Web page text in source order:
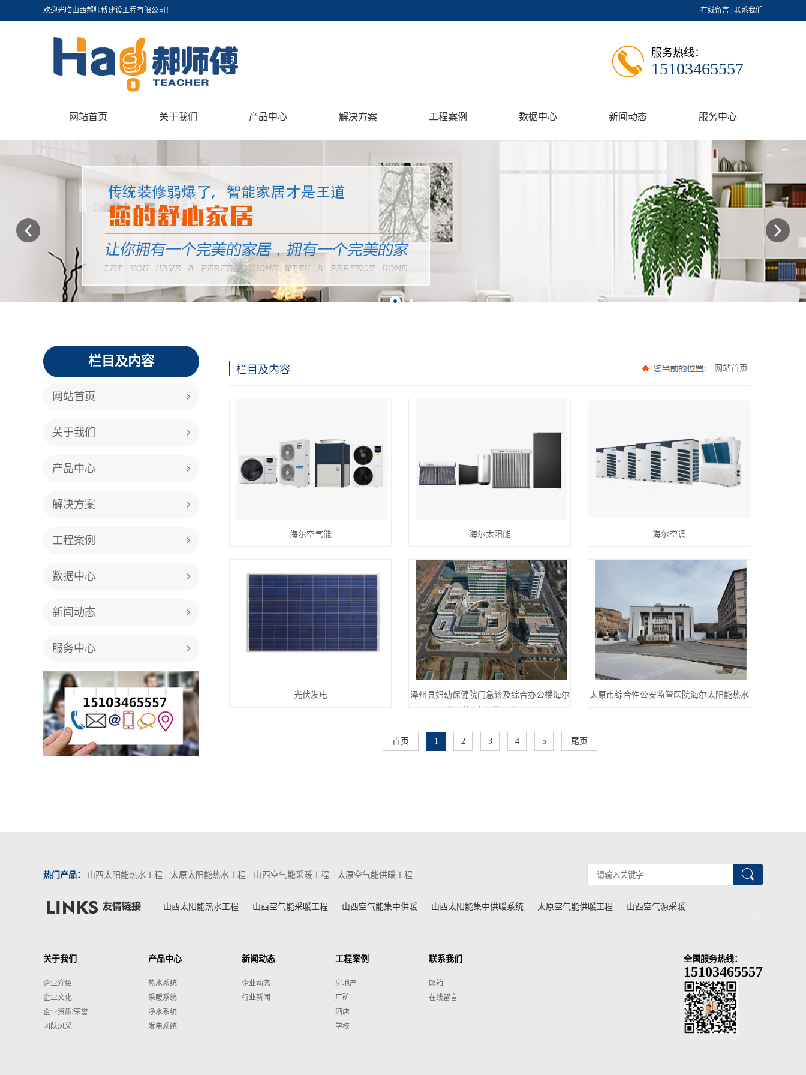
欢迎光临山西郝师傅建设工程有限公司！ 在线留言 联系我们
服务热线：
15103465557
网站首页 关于我们 产品中心 解决方案 工程案例 数据中心 新闻动态 服务中心
栏目及内容
网站首页
关于我们
产品中心
解决方案
工程案例
数据中心
新闻动态
服务中心
栏目及内容 网站首页
海尔空气能 海尔太阳能 海尔空调
光伏发电
泽州县妇幼保健院门急诊及综合办公楼海尔
太原市综合性公安监管医院海尔太阳能热水
首页 1 2 3 4 5 尾页
热门产品： 山西太阳能热水工程 太原太阳能热水工程 山西空气能采暖工程 太原空气能供暖工程
山西太阳能热水工程 山西空气能采暖工程 山西空气能集中供暖 山西太阳能集中供暖系统 太原空气能供暖工程 山西空气源采暖
关于我们
企业介绍
企业文化
企业资质/荣誉
团队风采
产品中心
热水系统
采暖系统
净水系统
发电系统
新闻动态
企业动态
行业新闻
工程案例
房地产
厂矿
酒店
学校
联系我们
邮箱
在线留言
全国服务热线：
15103465557